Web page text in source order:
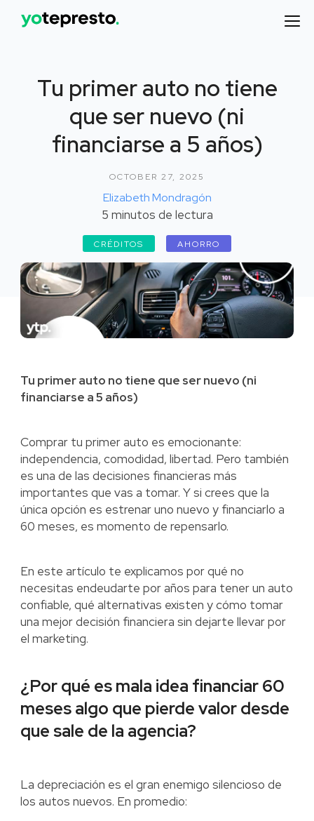
Tu primer auto no tiene
que ser nuevo (ni
financiarse a 5 años)
OCTOBER 27, 2025
Elizabeth Mondragón
5 minutos de lectura
CRÉDITOS AHORRO
Tu primer auto no tiene que ser nuevo (ni
financiarse a 5 años)
Comprar tu primer auto es emocionante:
independencia, comodidad, libertad. Pero también
es una de las decisiones financieras más
importantes que vas a tomar. Y si crees que la
única opción es estrenar uno nuevo y financiarlo a
60 meses, es momento de repensarlo.
En este artículo te explicamos por qué no
necesitas endeudarte por años para tener un auto
confiable, qué alternativas existen y cómo tomar
una mejor decisión financiera sin dejarte llevar por
el marketing.
¿Por qué es mala idea financiar 60
meses algo que pierde valor desde
que sale de la agencia?
La depreciación es el gran enemigo silencioso de
los autos nuevos. En promedio: